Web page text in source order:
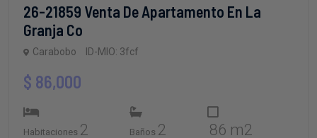
Granja Co
Carabobo
Habitaciones Baños 86 m2